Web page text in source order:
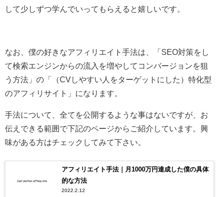
して少しずつ学んでいってもらえると嬉しいです。
なお、僕の好きなアフィリエイト手法は、「SEO対策をし
て検索エンジンからの流入を増やしてコンバージョンを狙
う方法」の「（CVしやすい人をターゲットにした）特化型
のアフィリサイト」になります。
手法について、全てを公開するような事はないですが、お
伝えできる範囲で下記のページからご紹介しています。興
味がある方はチェックしてみて下さい。
アフィリエイト手法｜月1000万円達成した僕の具体
的な方法
2022.2.12